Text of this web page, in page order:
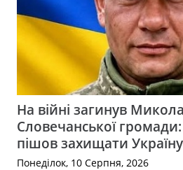
На війні загинув
Словечанської
пішов захищати Україну
Понеділок, 10 Серпня, 2026